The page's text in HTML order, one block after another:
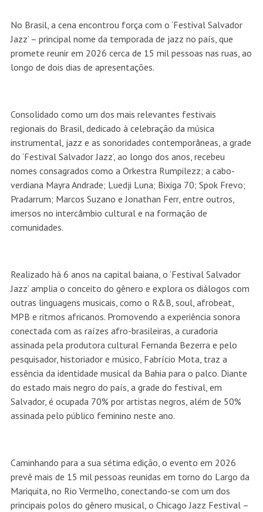
No Brasil, a cena encontrou força com o ‘Festival Salvador
Jazz’ – principal nome da temporada de jazz no país, que
promete reunir em 2026 cerca de 15 mil pessoas nas ruas, ao
longo de dois dias de apresentações.
Consolidado como um dos mais relevantes festivais
regionais do Brasil, dedicado à celebração da música
instrumental, jazz e as sonoridades contemporâneas, a grade
do ‘Festival Salvador Jazz’, ao longo dos anos, recebeu
nomes consagrados como a Orkestra Rumpilezz; a cabo-
verdiana Mayra Andrade; Luedji Luna; Bixiga 70; Spok Frevo;
Pradarrum; Marcos Suzano e Jonathan Ferr, entre outros,
imersos no intercâmbio cultural e na formação de
comunidades.
Realizado há 6 anos na capital baiana, o ‘Festival Salvador
Jazz’ amplia o conceito do gênero e explora os diálogos com
outras linguagens musicais, como o R&B, soul, afrobeat,
MPB e ritmos africanos. Promovendo a experiência sonora
conectada com as raízes afro-brasileiras, a curadoria
assinada pela produtora cultural Fernanda Bezerra e pelo
pesquisador, historiador e músico, Fabrício Mota, traz a
essência da identidade musical da Bahia para o palco. Diante
do estado mais negro do país, a grade do festival, em
Salvador, é ocupada 70% por artistas negros, além de 50%
assinada pelo público feminino neste ano.
Caminhando para a sua sétima edição, o evento em 2026
prevê mais de 15 mil pessoas reunidas em torno do Largo da
Mariquita, no Rio Vermelho, conectando-se com um dos
principais polos do gênero musical, o Chicago Jazz Festival –